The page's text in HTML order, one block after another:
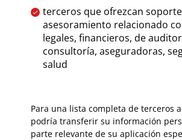
terceros que ofrezcan
asesoramiento relacionado
legales, financieros, de
consultoría, aseguradoras,
salud
Para una lista completa de terceros
podría transferir su información
parte relevante de su aplicación